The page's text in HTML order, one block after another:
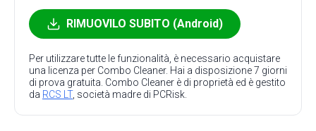
RIMUOVILO SUBITO (Android)
Per utilizzare tutte le funzionalità, è necessario acquistare
una licenza per Combo Cleaner. Hai a disposizione 7 giorni
di prova gratuita. Combo Cleaner è di proprietà ed è gestito
da RCS LT, società madre di PCRisk.